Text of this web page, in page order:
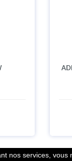
nos services,